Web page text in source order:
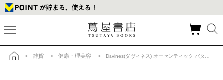
> 雑貨 > 健康・理美容 > Davines(ダヴィネス) オーセンティック バターの商品詳細